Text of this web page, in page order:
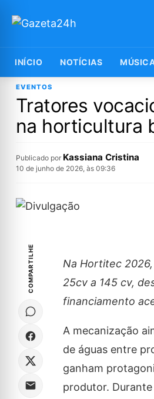
INÍCIO NOTÍCIAS
EVENTOS
Tratores
na horticultura
Publicado por Kassiana Cristina
10 de junho de 2026, às 09:36
COMPARTILHE
Na Hortitec
25cv a 145 cv,
financiamento
A mecanização
de águas entre
ganham
produtor. Durante